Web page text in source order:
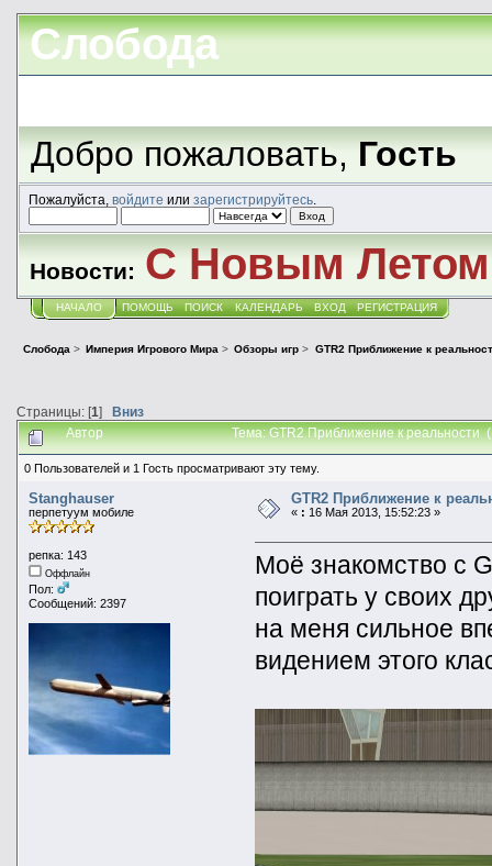
Слобода
Добро пожаловать,Гость
Пожалуйста, войдите или зарегистрируйтесь.
Новости: С Новым
НАЧАЛО ПОМОЩЬ ПОИСК КАЛЕНДАРЬ ВХОД РЕГИСТРАЦИЯ
Слобода > Империя Игрового Мира > Обзоры игр > GTR2 Приближение к
Страницы: [1] Вниз
Автор Тема: GTR2 Приближение к реальности
0 Пользователей и 1 Гость просматривают эту тему.
Stanghauser
перпетуум мобиле
репка: 143
Оффлайн
Пол:
Сообщений: 2397
GTR2 Приближение к
« : 16 Мая 2013, 15:52:23 »
Моё знакомство с
поиграть у своих
на меня сильное
видением этого